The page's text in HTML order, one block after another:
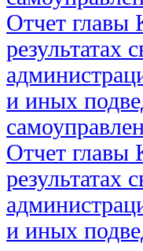
Отчет главы
результатах
и иных
Отчет главы
результатах
и иных